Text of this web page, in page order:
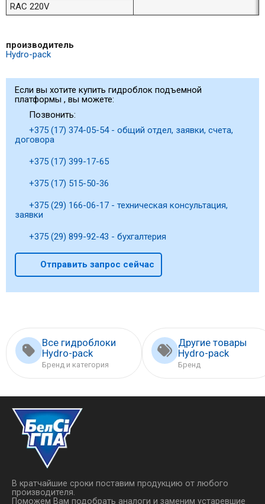
RAC 220V
производитель
Hydro-pack
Если вы хотите купить гидроблок подъемной
платформы , вы можете:
Позвонить:
+375 (17) 374-05-54 - общий отдел, заявки, счета,
договора
+375 (17) 399-17-65
+375 (17) 515-50-36
+375 (29) 166-06-17 - техническая консультация,
заявки
+375 (29) 899-92-43 - бухгалтерия
Отправить запрос сейчас
Все гидроблоки
Hydro-pack
Бренд и категория
Другие товары
Hydro-pack
Бренд
В кратчайшие сроки поставим продукцию от любого
производителя.
Поможем Вам подобрать аналоги и заменим устаревшие